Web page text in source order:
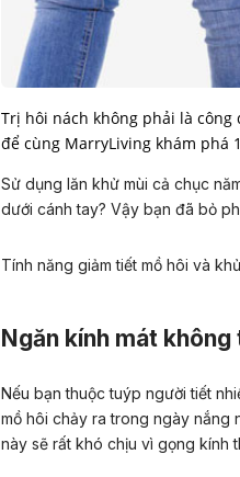
Trị hôi nách không phải là
để cùng MarryLiving khám phá
Sử dụng lăn khử mùi cả chục
dưới cánh tay? Vậy bạn đã bỏ
Tính năng giảm tiết mồ hôi và
Ngăn kính mát
Nếu bạn thuộc tuýp người tiết
mồ hôi chảy ra trong ngày nắng
này sẽ rất khó chịu vì gọng kính